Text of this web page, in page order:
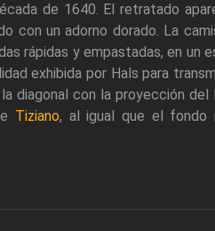
de 1640. El retratado
con un adorno dorado. La
rápidas y empastadas, en un
exhibida por Hals para
diagonal con la proyección del
Tiziano, al igual que el fondo